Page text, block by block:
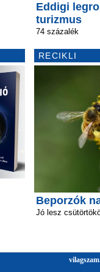
Eddigi
turizmus
74 százalék
RECIKLI
Beporzók
Jó lesz